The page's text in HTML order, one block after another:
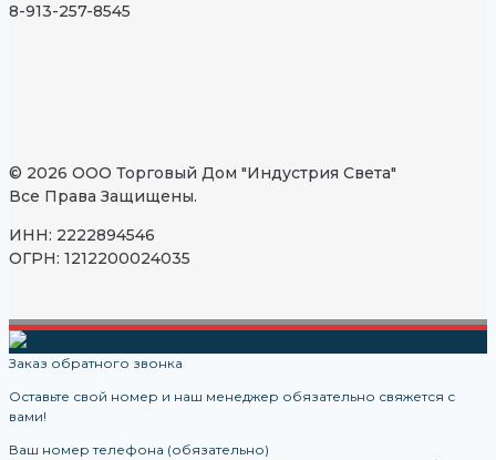
8-913-257-8545
© 2026 ООО Торговый Дом "Индустрия Света"
Все Права Защищены.
ИНН: 2222894546
ОГРН: 1212200024035
Заказ обратного звонка
Оставьте свой номер и наш менеджер обязательно свяжется с
вами!
Ваш номер телефона (обязательно)